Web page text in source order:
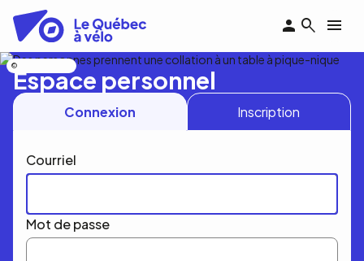
contenu
principal
Espace personnel
Connexion Inscription
Courriel
Mot de passe